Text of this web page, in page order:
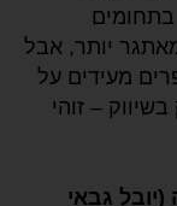
בתחומים
יותר, אבל
מעידים על
– זוהי
(יובל גבאי